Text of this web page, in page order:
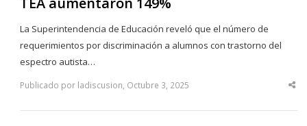
La Superintendencia de Educación reveló que el número de
requerimientos por discriminación a alumnos con trastorno del
espectro autista…
Publicado por ladiscusion, Octubre 3, 2025